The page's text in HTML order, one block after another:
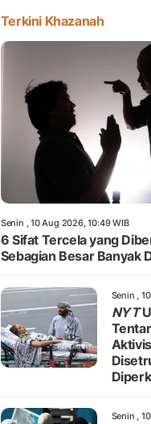
Terkini Khazanah
Senin , 10 Aug 2026, 10:49 WIB
6 Sifat Tercela yang
Sebagian Besar Banyak
Senin ,
NYT
Senin ,